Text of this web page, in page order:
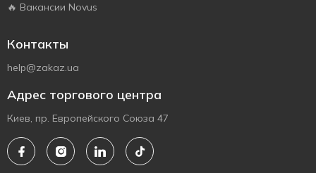
🔥 Вакансии Novus
Контакты
help@zakaz.ua
Адрес торгового центра
Киев, пр. Европейского Союза 47